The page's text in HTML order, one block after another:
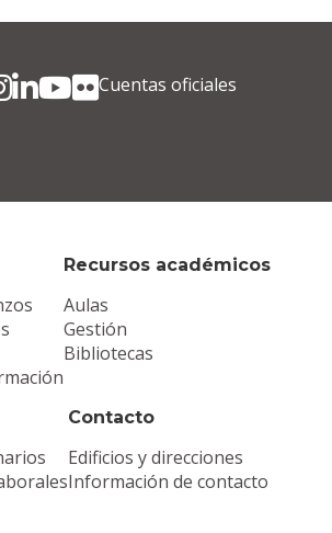
Recursos académicos
Aulas
Gestión
Bibliotecas
Contacto
Edificios y direcciones
Información de contacto
Cuentas oficiales